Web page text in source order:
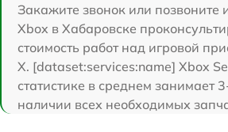
Закажите звонок или позвоните
Xbox в Хабаровске
стоимость работ над игровой
X. [dataset:services:name] Xbox
статистике в среднем занимает
наличии всех необходимых